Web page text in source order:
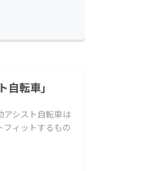
転車」
アシスト自転車は
ィットするもの